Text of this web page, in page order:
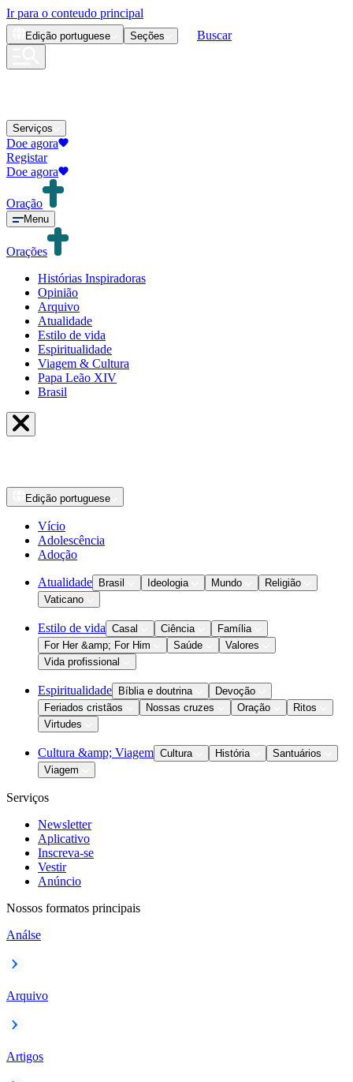
Ir para o conteudo principal
Edição portuguese Seções Buscar
Serviços
Doe agora
Registar
Doe agora
Oração
Menu
Orações
Histórias Inspiradoras
Opinião
Arquivo
Atualidade
Estilo de vida
Espiritualidade
Viagem & Cultura
Papa Leão XIV
Brasil
Edição portuguese
Vício
Adolescência
Adoção
Atualidade Brasil Ideologia Mundo
Religião
Vaticano
Estilo de vida Casal Ciência
Família
For Her &amp; For Him
Saúde
Valores
Vida profissional
Espiritualidade Bíblia e doutrina
Devoção
Feriados cristãos
Nossas cruzes Oração
Ritos
Virtudes
Cultura &amp; Viagem Cultura História
Santuários
Viagem
Serviços
Newsletter
Aplicativo
Inscreva-se
Vestir
Anúncio
Nossos formatos principais
Análse
Arquivo
Artigos